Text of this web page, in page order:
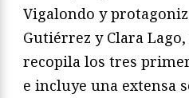
Vigalondo y
Gutiérrez y Clara
recopila los tres
e incluye una extensa